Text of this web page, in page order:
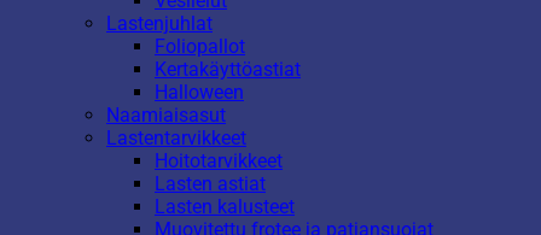
Lastenjuhlat
Foliopallot
Kertakäyttöastiat
Halloween
Naamiaisasut
Lastentarvikkeet
Hoitotarvikkeet
Lasten astiat
Lasten kalusteet
Muovitettu frotee ja patjansuojat